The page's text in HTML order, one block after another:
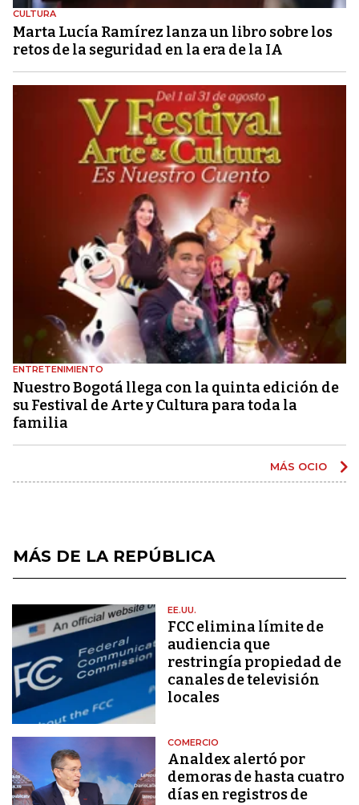
CULTURA
Marta Lucía Ramírez lanza un libro sobre los
retos de la seguridad en la era de la IA
ENTRETENIMIENTO
Nuestro Bogotá llega con la quinta edición de
su Festival de Arte y Cultura para toda la
familia
MÁS OCIO
MÁS DE LA REPÚBLICA
EE.UU.
FCC elimina límite de
audiencia que
restringía propiedad de
canales de televisión
locales
COMERCIO
Analdex alertó por
demoras de hasta cuatro
días en registros de